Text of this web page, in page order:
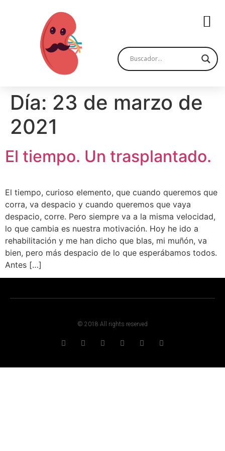
Día: 23 de marzo de
2021
El tiempo. Un trasplantado.
El tiempo, curioso elemento, que cuando queremos que
corra, va despacio y cuando queremos que vaya
despacio, corre. Pero siempre va a la misma velocidad,
lo que cambia es nuestra motivación. Hoy he ido a
rehabilitación y me han dicho que blas, mi muñón, va
bien, pero más despacio de lo que esperábamos todos.
Antes […]
© 2018 All rights reserved